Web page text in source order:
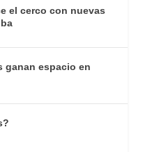
el cerco con nuevas
ganan espacio en